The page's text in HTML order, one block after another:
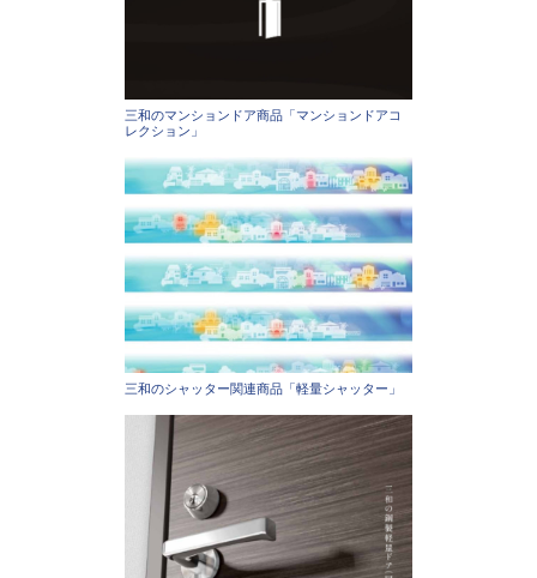
三和のマンションドア商品「マンションドアコ
レクション」
三和のシャッター関連商品「軽量シャッター」